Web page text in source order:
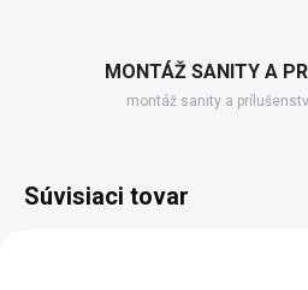
MONTÁŽ SANITY A
montáž sanity a
Súvisiaci tovar